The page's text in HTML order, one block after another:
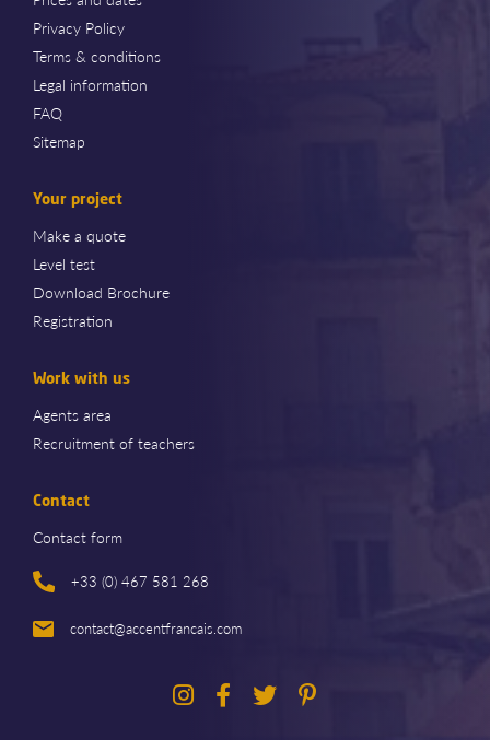
Privacy Policy
Terms & conditions
Legal information
FAQ
Sitemap
Your project
Make a quote
Level test
Download Brochure
Registration
Work with us
Agents area
Recruitment of teachers
Contact
Contact form
+33 (0) 467 581 268
contact@accentfrancais.com